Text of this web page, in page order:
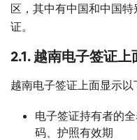
区，其中有中国和中国
证。
2.1. 越南电子签证
越南电子签证上面显示以
电子签证持有者的
码、护照有效期